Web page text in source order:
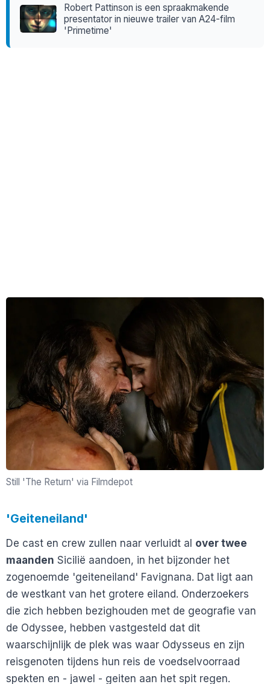
Robert Pattinson is een spraakmakende
presentator in nieuwe trailer van A24-film
'Primetime'
Still 'The Return' via Filmdepot
'Geiteneiland'
De cast en crew zullen naar verluidt al over twee
maanden Sicilië aandoen, in het bijzonder het
zogenoemde 'geiteneiland' Favignana. Dat ligt aan
de westkant van het grotere eiland. Onderzoekers
die zich hebben bezighouden met de geografie van
de Odyssee, hebben vastgesteld dat dit
waarschijnlijk de plek was waar Odysseus en zijn
reisgenoten tijdens hun reis de voedselvoorraad
spekten en - jawel - geiten aan het spit regen.